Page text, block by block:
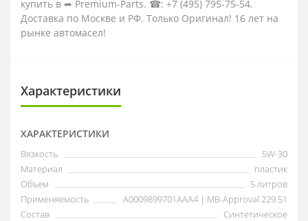
купить в ➦ Premium-Parts. ☎: +7 (495) 795-75-54.
Доставка по Москве и РФ. Только Оригинал! 16 лет на
рынке автомасел!
Характеристики
ХАРАКТЕРИСТИКИ
Вязкость
5W-30
Материал
пластик
Объем
5 литров
Применяемость
A0009899701AAA4 | MB-Approval 229.51
Состав
Синтетическое